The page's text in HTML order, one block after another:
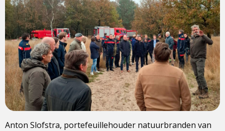
Anton Slofstra, portefeuillehouder natuurbranden van